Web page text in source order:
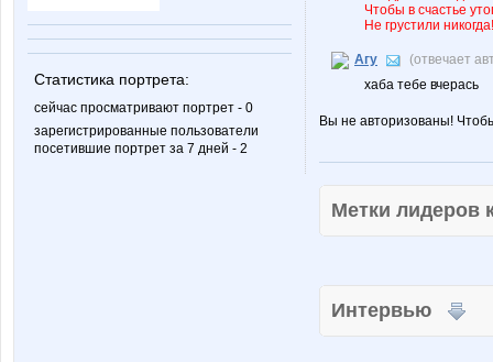
Статистика портрета:
сейчас просматривают портрет - 0
зарегистрированные пользователи
посетившие портрет за 7 дней - 2
Чтобы в счастье
Не грустили никогда!
Агу
(отвечает
хаба тебе вчерась
Вы не авторизованы!
Метки
Интервью